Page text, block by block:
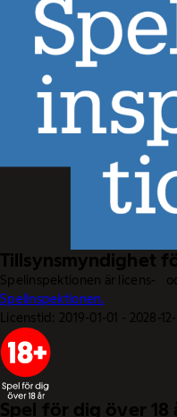
Tillsynsmyndighet
Spelinspektionen är licens-
Spelinspektionen.
Licenstid: 2019-01-01 - 2028-12-
Spel för dig över 18